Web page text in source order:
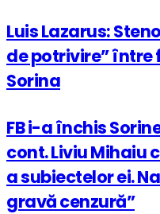
Luis Lazarus:
de potrivire” între
Sorina
FB i-a închis
cont. Liviu Mihaiu
a subiectelor ei.
gravă cenzură”